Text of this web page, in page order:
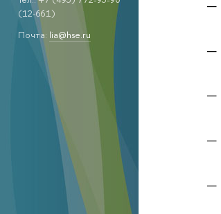
(12-661)
Почта: lia@hse.ru